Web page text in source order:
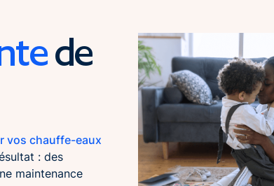
de
vos chauffe-eaux
: des
maintenance